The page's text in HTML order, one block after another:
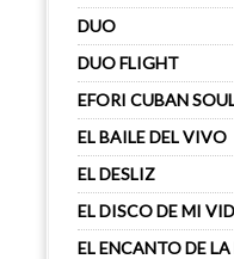
DUO
DUO FLIGHT
EFORI CUBAN
EL BAILE DEL VIVO
EL DESLIZ
EL DISCO DE MI
EL ENCANTO DE